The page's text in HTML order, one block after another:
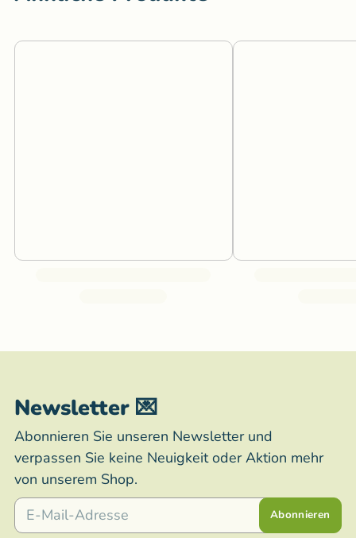
Newsletter 💌
Abonnieren Sie unseren Newsletter und
verpassen Sie keine Neuigkeit oder Aktion mehr
von unserem Shop.
E-Mail
Abonnieren